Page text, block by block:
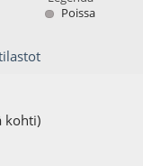
Poissa
kohti)